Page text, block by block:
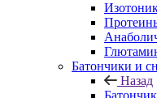
Батончики и
Назад